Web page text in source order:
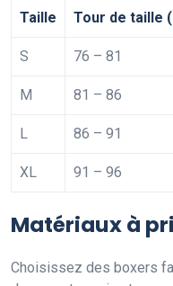
Taille Tour de taille
S 76 – 81
M 81 – 86
L 86 – 91
XL 91 – 96
Matériaux à
Choisissez des boxers